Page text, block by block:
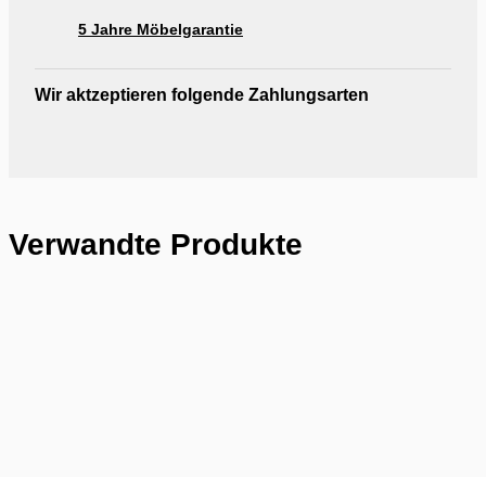
5 Jahre Möbelgarantie
Wir aktzeptieren folgende Zahlungsarten
Verwandte Produkte